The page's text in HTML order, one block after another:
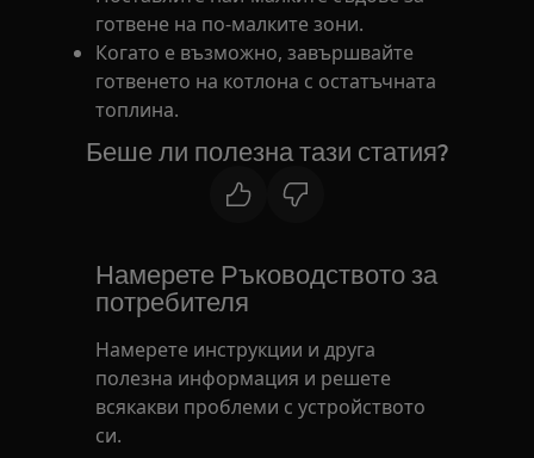
готвене на по-малките зони.
Когато е възможно, завършвайте
готвенето на котлона с остатъчната
топлина.
Беше ли полезна тази статия?
Намерете Ръководството за
потребителя
Намерете инструкции и друга
полезна информация и решете
всякакви проблеми с устройството
си.